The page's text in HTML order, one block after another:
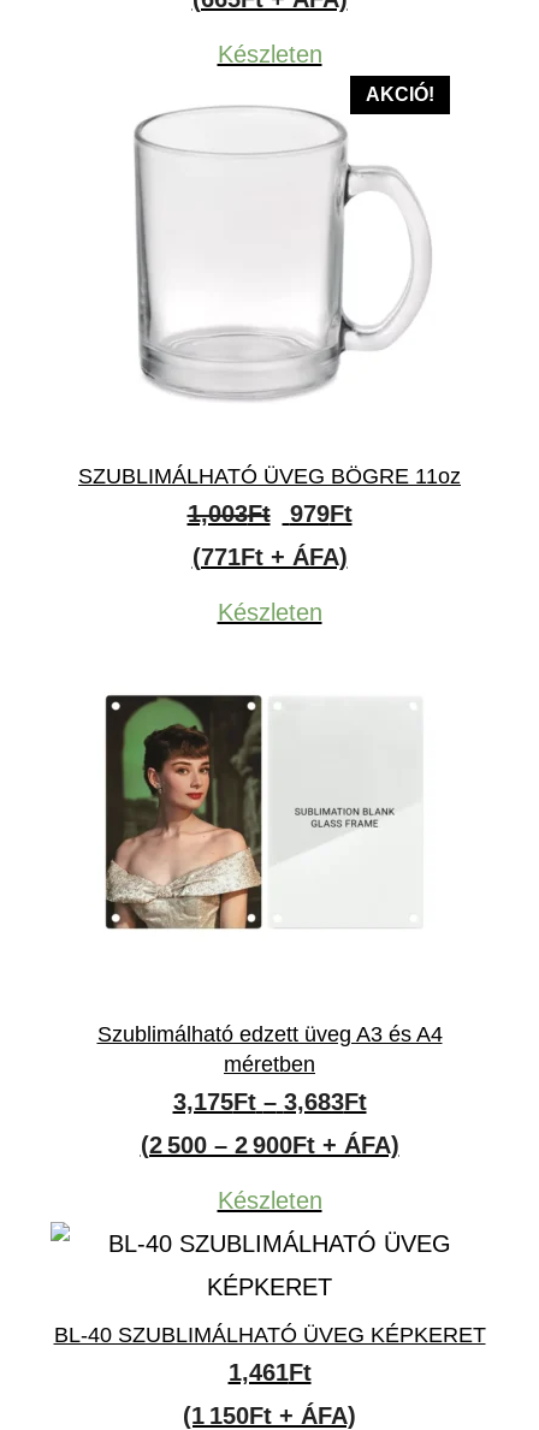
Készleten
AKCIÓ!
SZUBLIMÁLHATÓ ÜVEG BÖGRE 11oz
1,003Ft
Original
price
was:
979FtCurrent
(771Ft + ÁFA)
Készleten
Szublimálható edzett üveg A3 és A4
méretben
3,175Ft – 3,683FtÁrtartomány:
3,175Ft
3,683Ft
(2 500 – 2 900Ft + ÁFA)
Készleten
BL-40 SZUBLIMÁLHATÓ ÜVEG KÉPKERET
1,461Ft
(1 150Ft + ÁFA)